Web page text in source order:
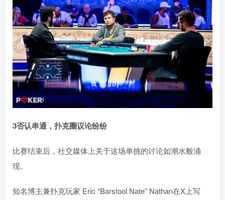
3否认串通，扑克圈议论纷纷
比赛结束后，社交媒体上关于这场单挑的讨论如潮水般涌
现。
知名博主兼扑克玩家 Eric “Barstool Nate” Nathan在X上写